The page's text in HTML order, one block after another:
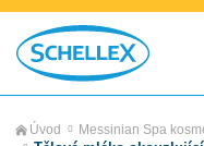
Úvod Messinian Spa